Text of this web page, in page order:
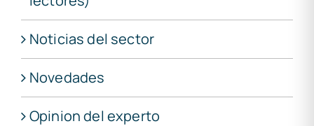
Noticias del sector
Novedades
Opinion del experto